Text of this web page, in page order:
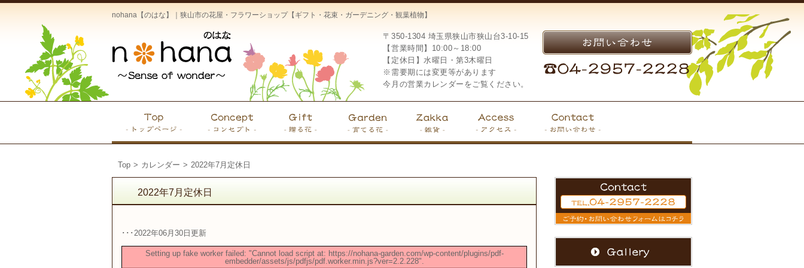
nohana【のはな】｜狭山市の花屋・フラワーショップ【ギフト・花束・ガーデニング・観葉植物】
〒350-1304 埼玉県狭山市狭山台3-10-15
【営業時間】10:00～18:00
【定休日】水曜日・第3木曜日
※需要期には変更等があります
今月の営業カレンダーをご覧ください。
Top > カレンダー > 2022年7月定休日
2022年7月定休日
･･･2022年06月30日更新
Setting up fake worker failed: "Cannot load script at: https://nohana-garden.com/wp-content/plugins/pdf-
embedder/assets/js/pdfjs/pdf.worker.min.js?ver=2.2.228".